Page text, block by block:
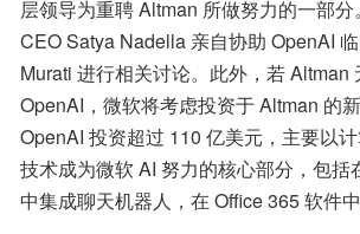
层领导为重聘 Altman 所做努力的一部
CEO Satya Nadella 亲自协助 OpenAI
Murati 进行相关讨论。此外，若 Altman
OpenAI，微软将考虑投资于 Altman 的
OpenAI 投资超过 110 亿美元，主要以
技术成为微软 AI 努力的核心部分，包括
中集成聊天机器人，在 Office 365 软件中